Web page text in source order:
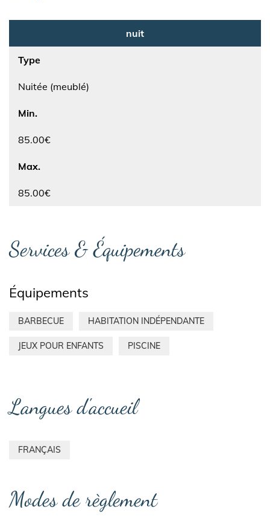
nuit
Type
Nuitée (meublé)
Min.
85.00€
Max.
85.00€
Services & Équipements
Équipements
BARBECUE HABITATION INDÉPENDANTE
JEUX POUR ENFANTS PISCINE
Langues d'accueil
FRANÇAIS
Modes de règlement